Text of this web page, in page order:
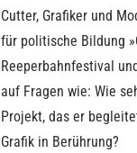
Cutter, Grafiker und
für politische Bildung
Reeperbahnfestival
auf Fragen wie: Wie
Projekt, das er
Grafik in Berührung?